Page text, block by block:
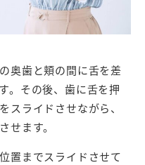
奥歯と頬の間に舌を差
。その後、歯に舌を押
スライドさせながら、
せます。
置までスライドさせて